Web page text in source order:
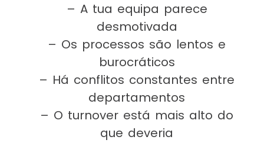
– A tua equipa parece
desmotivada
– Os processos são lentos e
burocráticos
– Há conflitos constantes entre
departamentos
– O turnover está mais alto do
que deveria